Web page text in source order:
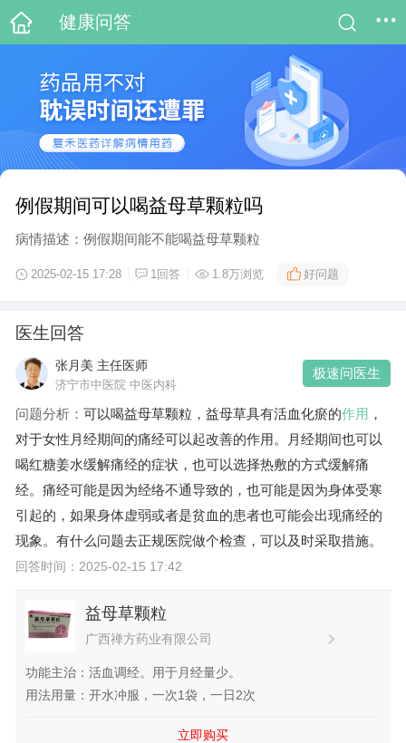
健康问答
例假期间可以喝益母草颗粒吗
病情描述：例假期间能不能喝益母草颗粒
2025-02-15 17:28 1回答 1.8万浏览 好问题
医生回答
张月美 主任医师
济宁市中医院 中医内科
极速问医生
问题分析： 可以喝益母草颗粒，益母草具有活血化瘀的作用 ，
对于女性月经期间的痛经可以起改善的作用。月经期间也可以
喝红糖姜水缓解痛经的症状，也可以选择热敷的方式缓解痛
经。痛经可能是因为经络不通导致的，也可能是因为身体受寒
引起的，如果身体虚弱或者是贫血的患者也可能会出现痛经的
现象。有什么问题去正规医院做个检查，可以及时采取措施。
回答时间：2025-02-15 17:42
益母草颗粒
广西禅方药业有限公司
功能主治：活血调经。用于月经量少。
用法用量：开水冲服，一次1袋，一日2次
立即购买